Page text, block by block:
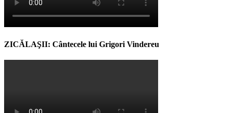
ZICĂLAŞII: Cântecele lui Grigori Vindereu